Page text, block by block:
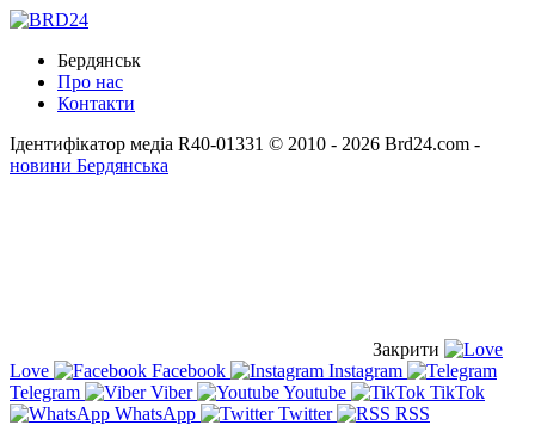
Бердянськ
Про нас
Контакти
Ідентифікатор медіа R40-01331 © 2010 - 2026 Brd24.com -
новини Бердянська
Закрити
Love
Facebook
Instagram
Telegram
Viber Youtube
TikTok
WhatsApp
Twitter RSS